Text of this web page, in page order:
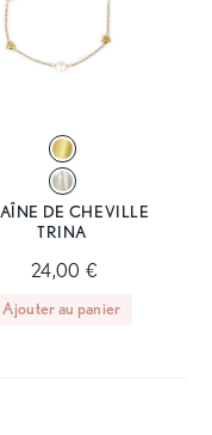
DE CHEVILLE
TRINA
24,00 €
Ajouter au panier